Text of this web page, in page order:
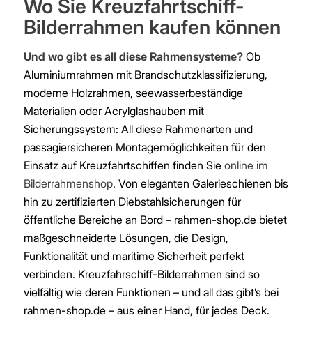
Wo Sie Kreuzfahrtschiff-
Bilderrahmen kaufen können
Und wo gibt es all diese Rahmensysteme? Ob
Aluminiumrahmen mit Brandschutzklassifizierung,
moderne Holzrahmen, seewasserbeständige
Materialien oder Acrylglashauben mit
Sicherungssystem: All diese Rahmenarten und
passagiersicheren Montagemöglichkeiten für den
Einsatz auf Kreuzfahrtschiffen finden Sie online im
Bilderrahmenshop. Von eleganten Galerieschienen bis
hin zu zertifizierten Diebstahlsicherungen für
öffentliche Bereiche an Bord – rahmen-shop.de bietet
maßgeschneiderte Lösungen, die Design,
Funktionalität und maritime Sicherheit perfekt
verbinden. Kreuzfahrschiff-Bilderrahmen sind so
vielfältig wie deren Funktionen – und all das gibt’s bei
rahmen-shop.de – aus einer Hand, für jedes Deck.